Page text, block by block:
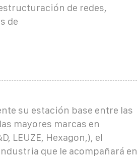
de redes,
de
su estación base entre las
mayores marcas en
LEUZE, Hexagon,), el
que le acompañará en